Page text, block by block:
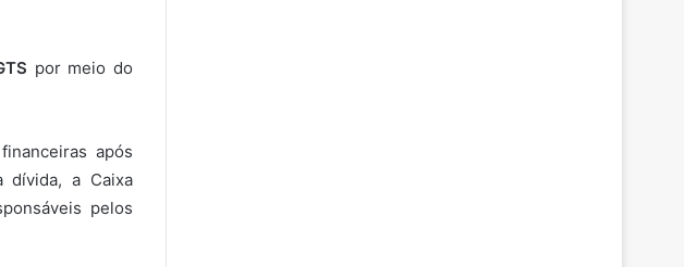
por meio do
após
dívida, a Caixa
pelos